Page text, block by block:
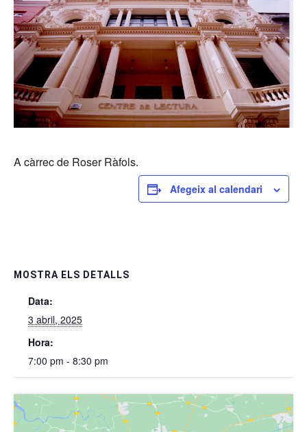
A càrrec de Roser Ràfols.
Afegeix al calendari
MOSTRA ELS DETALLS
Data:
3 abril, 2025
Hora:
7:00 pm - 8:30 pm